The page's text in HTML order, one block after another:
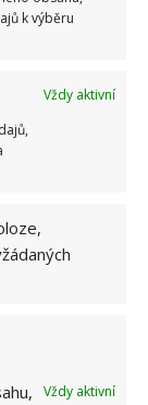
k výběru
Vždy aktivní
Vždy aktivní